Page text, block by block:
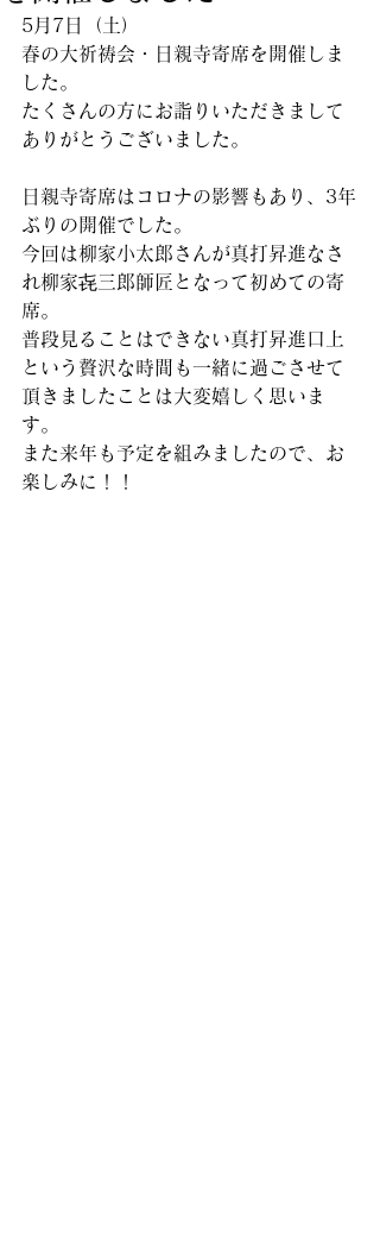
5月7日（土）
春の大祈祷会・日親寺寄席を開催しま
した。
たくさんの方にお詣りいただきまして
ありがとうございました。
日親寺寄席はコロナの影響もあり、3年
ぶりの開催でした。
今回は柳家小太郎さんが真打昇進なさ
れ柳家㐂三郎師匠となって初めての寄
席。
普段見ることはできない真打昇進口上
という贅沢な時間も一緒に過ごさせて
頂きましたことは大変嬉しく思いま
す。
また来年も予定を組みましたので、お
楽しみに！！